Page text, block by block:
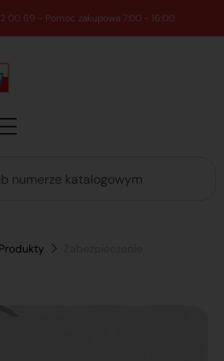
69 - Pomoc zakupowa 7:00 - 16:00
Produkty